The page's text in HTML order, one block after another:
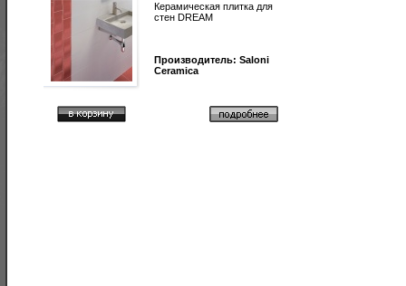
Керамическая плитка для
стен DREAM
Производитель: Saloni
Ceramica